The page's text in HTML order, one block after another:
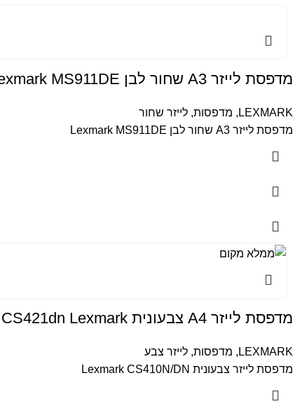
מדפסת לייזר A3 שחור לבן Lexmark MS911DE
LEXMARK
, מדפסות, לייזר שחור
מדפסת לייזר A3 שחור לבן Lexmark MS911DE
מדפסת לייזר A4 צבעונית CS421dn Lexmark
LEXMARK
, מדפסות, לייזר צבע
מדפסת לייזר צבעונית Lexmark CS410N/DN